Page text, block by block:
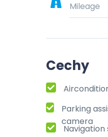
Mileage
Cechy
Parking
camera
Navigation